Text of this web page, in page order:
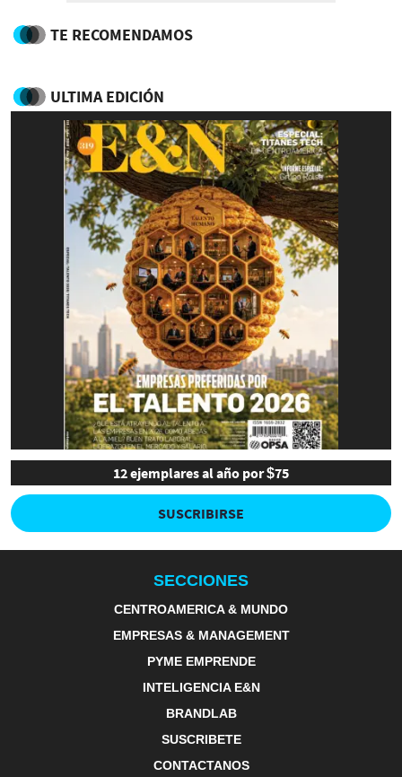
TE RECOMENDAMOS
ULTIMA EDICIÓN
12 ejemplares al año por $75
SUSCRIBIRSE
SECCIONES
CENTROAMERICA & MUNDO
EMPRESAS & MANAGEMENT
PYME EMPRENDE
INTELIGENCIA E&N
BRANDLAB
SUSCRIBETE
CONTACTANOS